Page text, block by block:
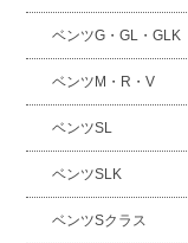
ベンツG・GL・GLK
ベンツM・R・V
ベンツSL
ベンツSLK
ベンツSクラス